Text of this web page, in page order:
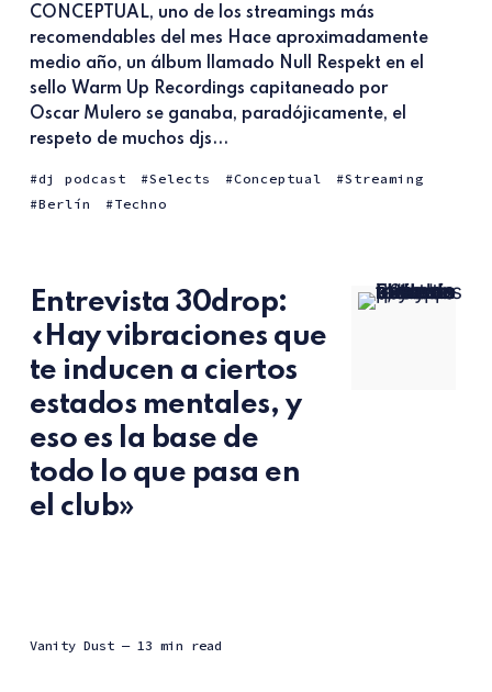
CONCEPTUAL, uno de los streamings más
recomendables del mes Hace aproximadamente
medio año, un álbum llamado Null Respekt en el
sello Warm Up Recordings capitaneado por
Oscar Mulero se ganaba, paradójicamente, el
respeto de muchos djs...
dj podcast Selects Conceptual
Streaming
Berlín
Techno
Entrevista 30drop:
«Hay vibraciones que
te inducen a ciertos
estados mentales, y
eso es la base de
todo lo que pasa en
el club»
Vanity Dust — 13 min read